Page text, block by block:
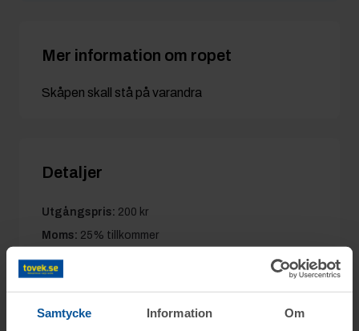
Samtycke Information Om
Mer information om ropet
Skåpen skall stå på varandra
Detaljer
Utgångspris: 200 kr
Moms: 25% tillkommer
Slagavgift: